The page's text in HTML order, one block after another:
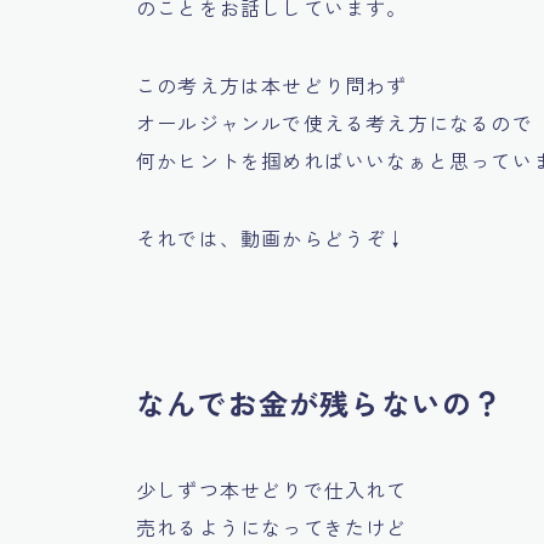
のことをお話ししています。
この考え方は本せどり問わず
オールジャンルで使える考え方になるので
何かヒントを掴めればいいなぁと思ってい
それでは、動画からどうぞ↓
なんでお金が残らないの？
少しずつ本せどりで仕入れて
売れるようになってきたけど